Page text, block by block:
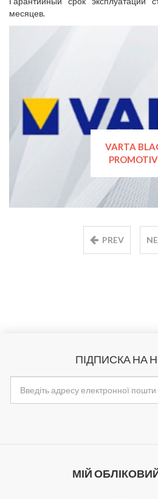
месяцев.
VARTA
PREV
ПІДПИСКА НА
МІЙ